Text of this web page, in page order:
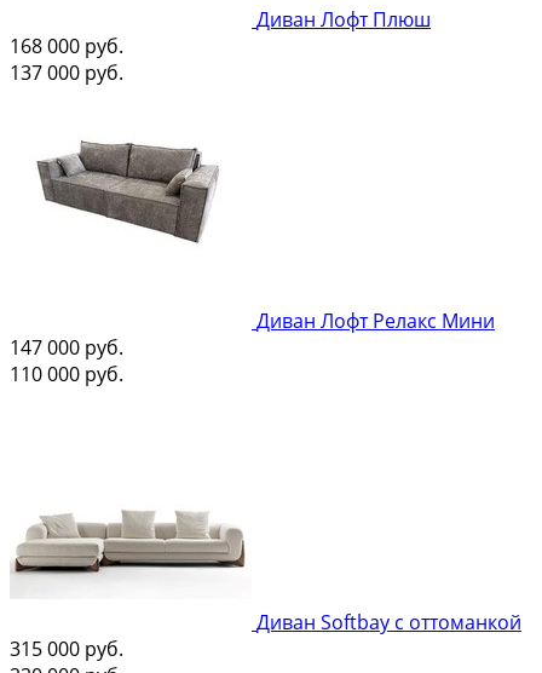
Диван Лофт Плюш
168 000 руб.
137 000 руб.
Диван Лофт Релакс Мини
147 000 руб.
110 000 руб.
Диван Softbay с оттоманкой
315 000 руб.